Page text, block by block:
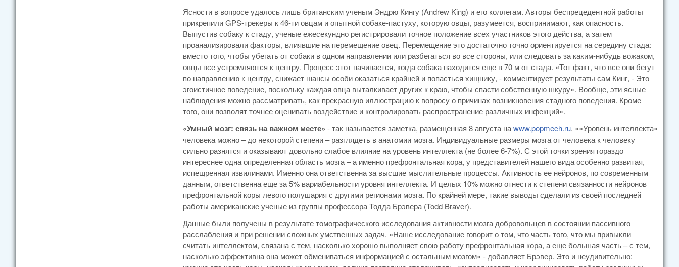
Ясности в вопросе удалось лишь британским ученым Эндрю Кингу (Andrew King) и его коллегам. Авторы беспрецедентной работы
прикрепили GPS-трекеры к 46-ти овцам и опытной собаке-пастуху, которую овцы, разумеется, воспринимают, как опасность.
Выпустив собаку к стаду, ученые ежесекундно регистрировали точное положение всех участников этого действа, а затем
проанализировали факторы, влиявшие на перемещение овец. Перемещение это достаточно точно ориентируется на середину стада:
вместо того, чтобы убегать от собаки в одном направлении или разбегаться во все стороны, или следовать за каким-нибудь вожаком,
овцы все устремляются к центру. Процесс этот начинается, когда собака находится еще в 70 м от стада. «Тот факт, что все они бегут
по направлению к центру, снижает шансы особи оказаться крайней и попасться хищнику, - комментирует результаты сам Кинг, - Это
эгоистичное поведение, поскольку каждая овца выталкивает других к краю, чтобы спасти собственную шкуру». Вообще, эти ясные
наблюдения можно рассматривать, как прекрасную иллюстрацию к вопросу о причинах возникновения стадного поведения. Кроме
того, они позволят точнее оценивать воздействие и контролировать распространение различных инфекций».
«Умный мозг: связь на важном месте» - так называется заметка, размещенная 8 августа наwww.popmech.ru. ««Уровень интеллекта»
человека можно – до некоторой степени – разглядеть в анатомии мозга. Индивидуальные размеры мозга от человека к человеку
сильно разнятся и оказывают довольно слабое влияние на уровень интеллекта (не более 6-7%). С этой точки зрения гораздо
интереснее одна определенная область мозга – а именно префронтальная кора, у представителей нашего вида особенно развитая,
испещренная извилинами. Именно она ответственна за высшие мыслительные процессы. Активность ее нейронов, по современным
данным, ответственна еще за 5% вариабельности уровня интеллекта. И целых 10% можно отнести к степени связанности нейронов
префронтальной коры левого полушария с другими регионами мозга. По крайней мере, такие выводы сделали из своей последней
работы американские ученые из группы профессора Тодда Брэвера (Todd Braver).
Данные были получены в результате томографического исследования активности мозга добровольцев в состоянии пассивного
расслабления и при решении сложных умственных задач. «Наше исследование говорит о том, что часть того, что мы привыкли
считать интеллектом, связана с тем, насколько хорошо выполняет свою работу префронтальная кора, а еще большая часть – с тем,
насколько эффективна она может обмениваться информацией с остальным мозгом» - добавляет Брэвер. Это и неудивительно: